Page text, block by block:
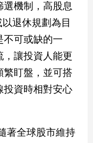
機制，高股息
退休規劃為目
不可或缺的一
，讓投資人能更
繁盯盤，並可搭
投資時相對安心
著全球股市維持